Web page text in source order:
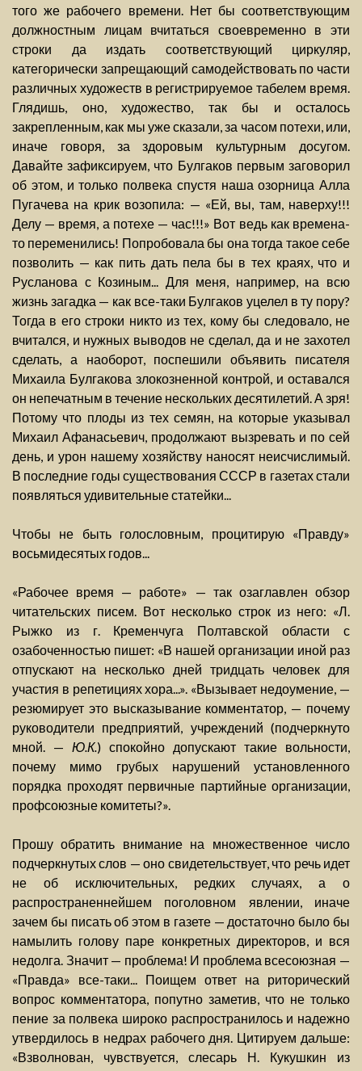
того же рабочего времени. Нет бы соответствующим
должностным лицам вчитаться своевременно в эти
строки да издать соответствующий циркуляр,
категорически запрещающий самодействовать по части
различных художеств в регистрируемое табелем время.
Глядишь, оно, художество, так бы и осталось
закрепленным, как мы уже сказали, за часом потехи, или,
иначе говоря, за здоровым культурным досугом.
Давайте зафиксируем, что Булгаков первым заговорил
об этом, и только полвека спустя наша озорница Алла
Пугачева на крик возопила: — «Ей, вы, там, наверху!!!
Делу — время, а потехе — час!!!» Вот ведь как времена-
то переменились! Попробовала бы она тогда такое себе
позволить — как пить дать пела бы в тех краях, что и
Русланова с Козиным... Для меня, например, на всю
жизнь загадка — как все-таки Булгаков уцелел в ту пору?
Тогда в его строки никто из тех, кому бы следовало, не
вчитался, и нужных выводов не сделал, да и не захотел
сделать, а наоборот, поспешили объявить писателя
Михаила Булгакова злокозненной контрой, и оставался
он непечатным в течение нескольких десятилетий. А зря!
Потому что плоды из тех семян, на которые указывал
Михаил Афанасьевич, продолжают вызревать и по сей
день, и урон нашему хозяйству наносят неисчислимый.
В последние годы существования СССР в газетах стали
появляться удивительные статейки...
Чтобы не быть голословным, процитирую «Правду»
восьмидесятых годов...
«Рабочее время — работе» — так озаглавлен обзор
читательских писем. Вот несколько строк из него: «Л.
Рыжко из г. Кременчуга Полтавской области с
озабоченностью пишет: «В нашей организации иной раз
отпускают на несколько дней тридцать человек для
участия в репетициях хора...». «Вызывает недоумение, —
резюмирует это высказывание комментатор, — почему
руководители предприятий, учреждений (подчеркнуто
мной. — Ю.К.) спокойно допускают такие вольности,
почему мимо грубых нарушений установленного
порядка проходят первичные партийные организации,
профсоюзные комитеты?».
Прошу обратить внимание на множественное число
подчеркнутых слов — оно свидетельствует, что речь идет
не об исключительных, редких случаях, а о
распространеннейшем поголовном явлении, иначе
зачем бы писать об этом в газете — достаточно было бы
намылить голову паре конкретных директоров, и вся
недолга. Значит — проблема! И проблема всесоюзная —
«Правда» все-таки... Поищем ответ на риторический
вопрос комментатора, попутно заметив, что не только
пение за полвека широко распространилось и надежно
утвердилось в недрах рабочего дня. Цитируем дальше:
«Взволнован, чувствуется, слесарь Н. Кукушкин из